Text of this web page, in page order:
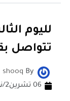
لليوم
تتواصل
By
shooq
06 تشرين2/نوفمبر 2019